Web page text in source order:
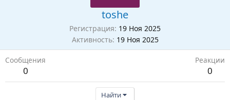
toshe
Регистрация 19 Ноя 2025
Активность 19 Ноя 2025
Сообщения
0
Реакции
0
Найти